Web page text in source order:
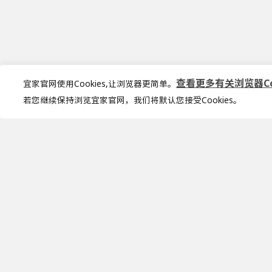
宜家官网使用Cookies,让浏览器更简单。查看更多有关浏览器
若您继续保持浏览宜家官网，我们将默认您接受Cookies。